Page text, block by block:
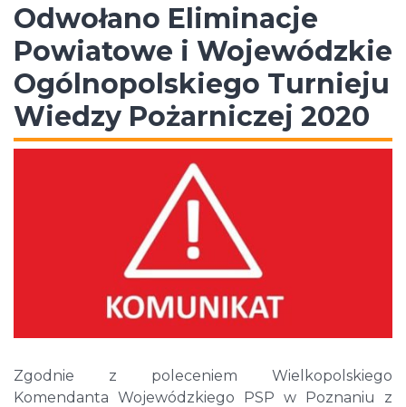
Odwołano Eliminacje
Powiatowe i Wojewódzkie
Ogólnopolskiego Turnieju
Wiedzy Pożarniczej 2020
Zgodnie z poleceniem Wielkopolskiego
Komendanta Wojewódzkiego PSP w Poznaniu z